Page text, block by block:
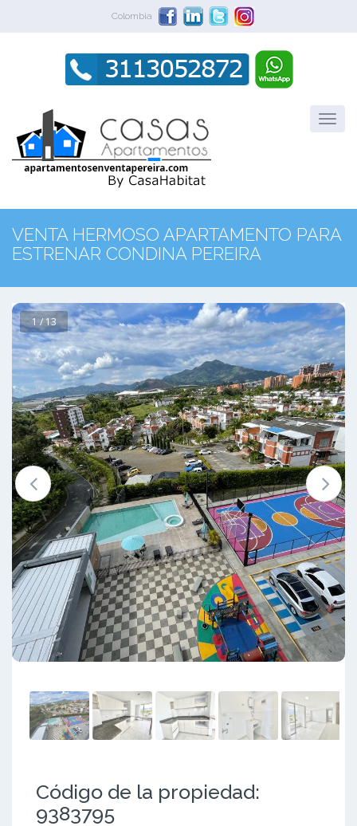
Colombia
VENTA HERMOSO APARTAMENTO PARA
ESTRENAR CONDINA PEREIRA
1 / 13
Código de la propiedad:
9383795